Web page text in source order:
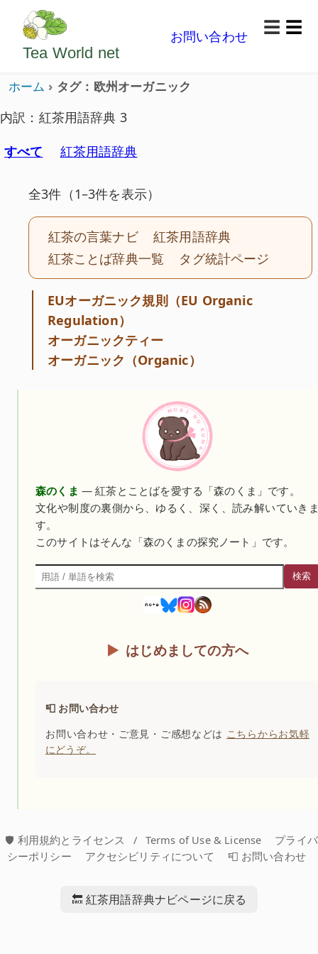
ようこそいらっしゃいました。どうぞごゆっくり楽
Tea World net
お問い合わせ
☰
ホーム タグ：欧州オーガニック
内訳：紅茶用語辞典 3
すべて
紅茶用語辞典
全3件（1–3件を表示）
紅茶の言葉ナビ
紅茶用語辞典
紅茶ことば辞典一覧
タグ統計ページ
EUオーガニック規則（EU Organic
Regulation）
オーガニックティー
オーガニック（Organic）
森のくま — 紅茶とことばを愛する「森のくま」です。
文化や制度の裏側から、ゆるく、深く、読み解いていき
す。
このサイトはそんな「森のくまの探究ノート」です。
検索
検索
はじめましての方へ
📮 お問い合わせ
お問い合わせ・ご意見・ご感想などは こちらからお気軽
にどうぞ。
🛡️ 利用規約とライセンス / Terms of Use & License
プライバ
シーポリシー
アクセシビリティについて 📮 お問い合わせ
🔙 紅茶用語辞典ナビページに戻る